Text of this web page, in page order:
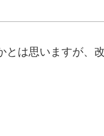
とは思いますが、